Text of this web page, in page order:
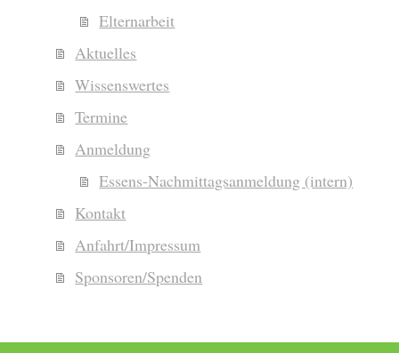
Elternarbeit
Aktuelles
Wissenswertes
Termine
Anmeldung
Essens-Nachmittagsanmeldung (intern)
Kontakt
Anfahrt/Impressum
Sponsoren/Spenden